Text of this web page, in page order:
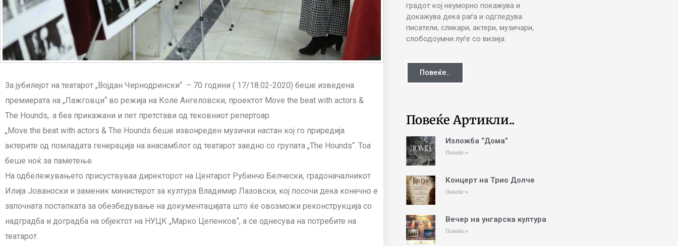
За јубилејот на театарот „Војдан Чернодрински“ – 70 години ( 17/18.02-2020) беше изведена
премиерата на „Лажговци“ во режија на Коле Ангеловски, проектот Move the beat with actors &
The Hounds,. а беа прикажани и пет претстави од тековниот репертоар.
„Move the beat with actors & The Hounds беше извонреден музички настан кој го приредија
актерите од помладата генерација на анасамблот од театарот заедно со групата „The Hounds“. Тоа
беше ноќ за паметење.
На одбележувањето присуствуваа директорот на Центарот Рубинчо Белчески, градоначалникот
Илија Јованоски и заменик министерот за култура Владимир Лазовски, кој посочи дека конечно е
започната постапката за обезбедување на документацијата што ќе овозможи реконструкција со
надградба и доградба на објектот на НУЦК „Марко Цепенков“, а се однесува на потребите на
театарот.
градот кој неуморно покажува и
докажува дека раѓа и одгледува
писатели, сликари, актери, музичари,
слободоумни луѓе со визија.
Повеќе..
Повеќе Артикли..
Изложба “Дома”
Повеќе »
Концерт на Трио Долче
Повеќе »
Вечер на унгарска култура
Повеќе »